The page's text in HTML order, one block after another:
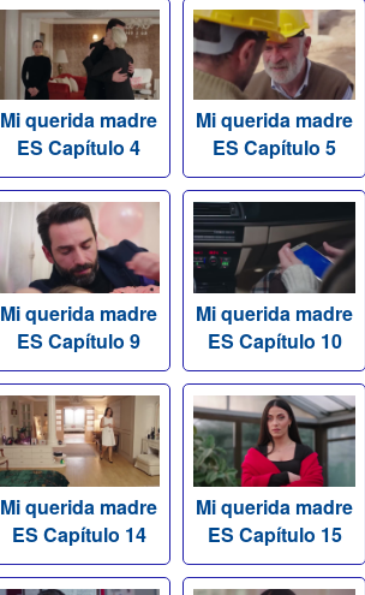
Mi querida madre
ES Capítulo 4
Mi querida madre
ES Capítulo 5
Mi querida madre
ES Capítulo 9
Mi querida madre
ES Capítulo 10
Mi querida madre
ES Capítulo 14
Mi querida madre
ES Capítulo 15